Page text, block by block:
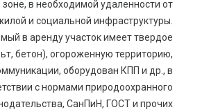
в необходимой удаленности от
и социальной инфраструктуры.
в аренду участок имеет твердое
бетон), огороженную территорию,
оборудован КПП и др., в
с нормами природоохранного
СанПиН, ГОСТ и прочих